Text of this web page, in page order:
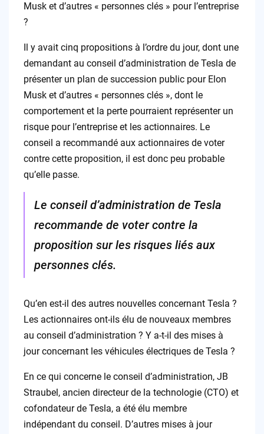
Musk et d’autres « personnes clés » pour l’entreprise
?
Il y avait cinq propositions à l’ordre du jour, dont une
demandant au conseil d’administration de Tesla de
présenter un plan de succession public pour Elon
Musk et d’autres « personnes clés », dont le
comportement et la perte pourraient représenter un
risque pour l’entreprise et les actionnaires. Le
conseil a recommandé aux actionnaires de voter
contre cette proposition, il est donc peu probable
qu’elle passe.
Le conseil d’administration de Tesla
recommande de voter contre la
proposition sur les risques liés aux
personnes clés.
Qu’en est-il des autres nouvelles concernant Tesla ?
Les actionnaires ont-ils élu de nouveaux membres
au conseil d’administration ? Y a-t-il des mises à
jour concernant les véhicules électriques de Tesla ?
En ce qui concerne le conseil d’administration, JB
Straubel, ancien directeur de la technologie (CTO) et
cofondateur de Tesla, a été élu membre
indépendant du conseil. D’autres mises à jour